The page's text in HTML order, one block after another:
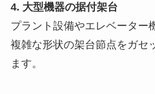
4. 大型機器の据付架台
プラント設備やエレベーター
複雑な形状の架台節点をガセ
ます。